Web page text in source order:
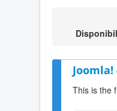
Joomla!
This is the